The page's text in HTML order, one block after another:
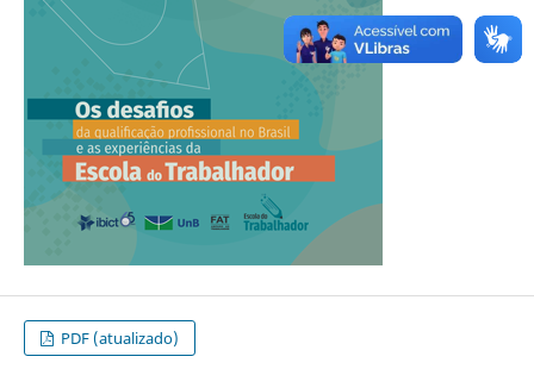
PDF (atualizado)